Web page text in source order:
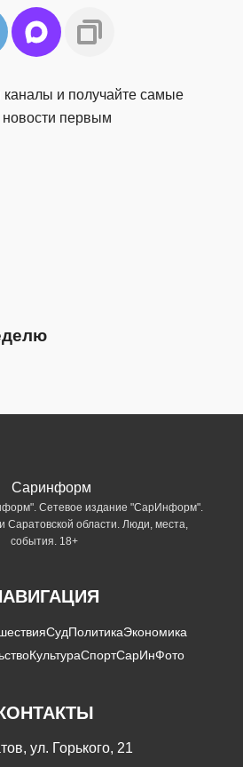
и получайте самые
первым
Сетевое издание "СарИнформ".
Саратовской области. Люди, места,
события. 18+
СудПолитикаЭкономика
КультураСпортСарИнФото
ул. Горького, 21